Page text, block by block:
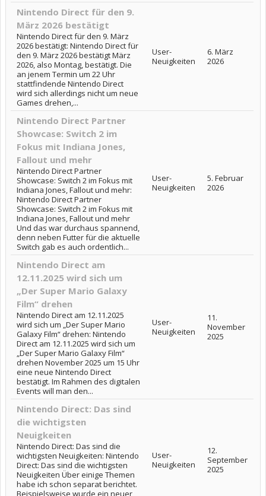
Nintendo Direct für den 9.
März 2026 bestätigt
Nintendo Direct für den 9. März
2026 bestätigt: Nintendo Direct für
den 9. März 2026 bestätigt März
2026, also Montag, bestätigt. Die
an jenem Termin um 22 Uhr
stattfindende Nintendo Direct
wird sich allerdings nicht um neue
Games drehen,...
User-
Neuigkeiten
6. März
2026
Nintendo Direct Partner
Showcase: Switch 2 im
Fokus mit Indiana Jones,
Fallout und mehr
Nintendo Direct Partner
Showcase: Switch 2 im Fokus mit
Indiana Jones, Fallout und mehr:
Nintendo Direct Partner
Showcase: Switch 2 im Fokus mit
Indiana Jones, Fallout und mehr
Und das war durchaus spannend,
denn neben Futter für die aktuelle
Switch gab es auch ordentlich...
User-
Neuigkeiten
5. Februar
2026
Nintendo Direct am
12.11.2025 wird sich um
„Der Super Mario Galaxy
Film“ drehen
Nintendo Direct am 12.11.2025
wird sich um „Der Super Mario
Galaxy Film“ drehen: Nintendo
Direct am 12.11.2025 wird sich um
„Der Super Mario Galaxy Film“
drehen November 2025 um 15 Uhr
eine neue Nintendo Direct
bestätigt. Im Rahmen des digitalen
Events will man den...
User-
Neuigkeiten
11.
November
2025
Nintendo Direct: Das sind
die wichtigsten
Neuigkeiten
Nintendo Direct: Das sind die
wichtigsten Neuigkeiten: Nintendo
Direct: Das sind die wichtigsten
Neuigkeiten Über einige Themen
habe ich schon separat berichtet.
Beispielsweise wurde ein neuer
User-
Neuigkeiten
12.
September
2025